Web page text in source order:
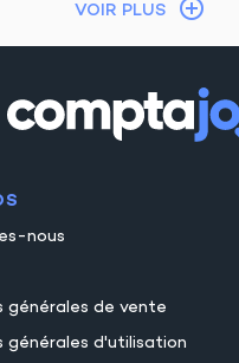
VOIR PLUS
nous
générales de vente
générales d'utilisation